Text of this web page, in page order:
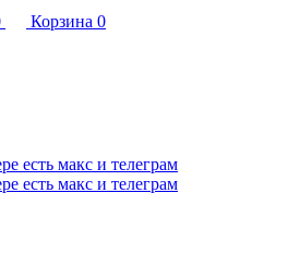
Корзина 0
есть макс и телеграм
есть макс и телеграм